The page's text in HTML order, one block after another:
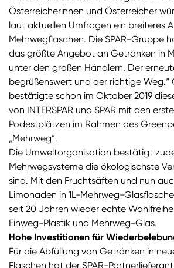
Österreicherinnen und Österreicher
laut aktuellen Umfragen ein breiteres
Mehrwegflaschen. Die SPAR-Gruppe
das größte Angebot an Getränken in
unter den großen Händlern. Der
begrüßenswert und der richtige Weg.“
bestätigte schon im Oktober 2019
von INTERSPAR und SPAR mit den
Podestplätzen im Rahmen des
„Mehrweg“.
Die Umweltorganisation bestätigt
Mehrwegsysteme die ökologischste
sind. Mit den Fruchtsäften und nun
Limonaden in 1L-Mehrweg-
seit 20 Jahren wieder echte
Einweg-Plastik und Mehrweg-Glas.
Hohe Investitionen für
Für die Abfüllung von Getränken in
Flaschen hat der SPAR-